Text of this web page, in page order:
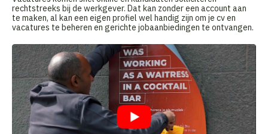
rechtstreeks bij de werkgever. Dat kan zonder een account aan
te maken, al kan een eigen profiel wel handig zijn om je cv en
vacatures te beheren en gerichte jobaanbiedingen te ontvangen.